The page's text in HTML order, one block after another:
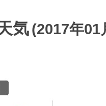
気(2017年01